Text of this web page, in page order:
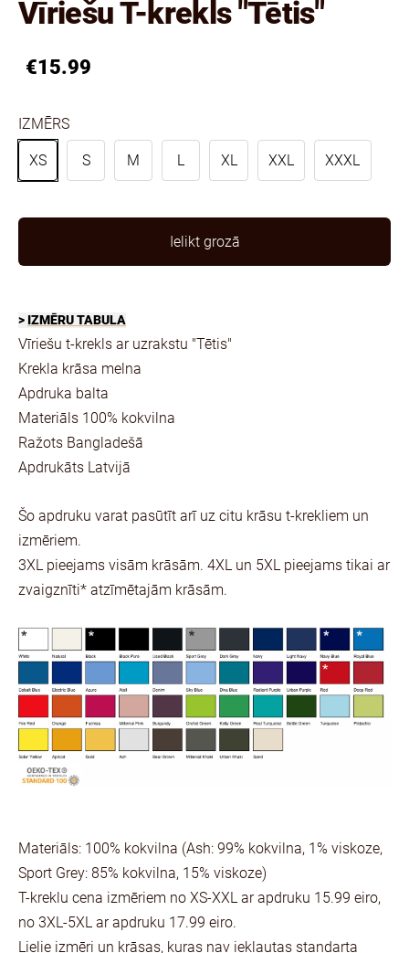
Vīriešu T-krekls "Tētis"
€15.99
IZMĒRS
XS S M L XL XXL XXXL
Ielikt grozā
> IZMĒRU TABULA
Vīriešu t-krekls ar uzrakstu "Tētis"
Krekla krāsa melna
Apdruka balta
Materiāls 100% kokvilna
Ražots Bangladešā
Apdrukāts Latvijā
Šo apdruku varat pasūtīt arī uz citu krāsu t-krekliem un
izmēriem.
3XL pieejams visām krāsām. 4XL un 5XL pieejams tikai ar
zvaigznīti* atzīmētajām krāsām.
Materiāls: 100% kokvilna (Ash: 99% kokvilna, 1% viskoze,
Sport Grey: 85% kokvilna, 15% viskoze)
T-kreklu cena izmēriem no XS-XXL ar apdruku 15.99 eiro,
no 3XL-5XL ar apdruku 17.99 eiro.
Lielie izmēri un krāsas, kuras nav iekļautas standarta